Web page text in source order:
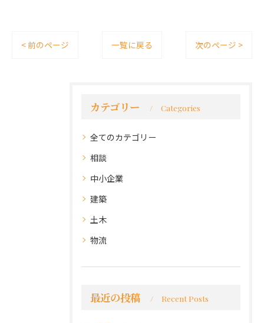
< 前のページ 一覧に戻る 次のページ >
カテゴリー Categories
全てのカテゴリー
相談
中小企業
建築
土木
物流
最近の投稿 Recent Posts